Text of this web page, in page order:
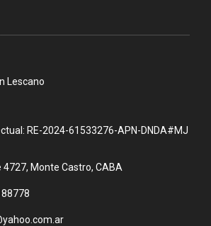
Lescano
RE-2024-61533276-APN-DNDA#MJ
Monte Castro, CABA